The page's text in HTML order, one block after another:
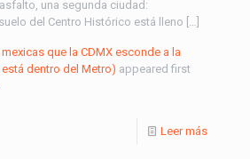
una segunda ciudad:
del Centro Histórico está lleno […]
que la CDMX esconde a la
dentro del Metro) appeared first
Leer más